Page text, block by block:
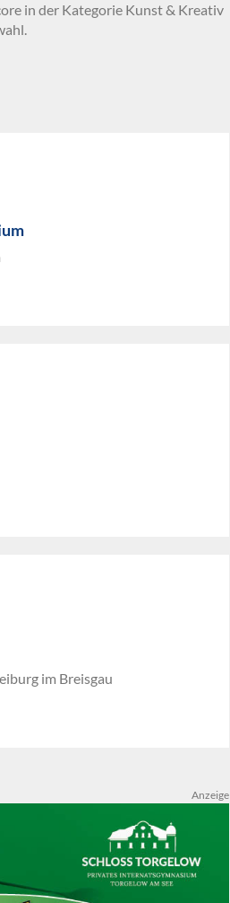
in der Kategorie Kunst & Kreativ
im Breisgau
Anzeige